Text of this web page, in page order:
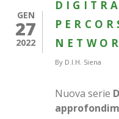
GEN
27
2022
By D.I.H. Siena
Nuova serie